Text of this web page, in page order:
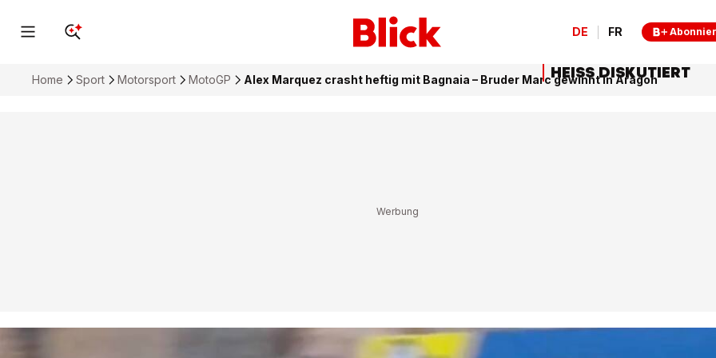
DE FR
Home Sport Motorsport MotoGP Alex Marquez crasht heftig mit Bagnaia – Bruder Marc gewinnt in Aragon
HEISS DISKUTIERT